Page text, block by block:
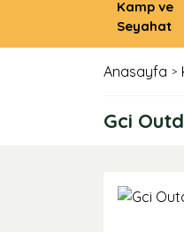
Kamp ve
Seyahat
Anasayfa
Gci